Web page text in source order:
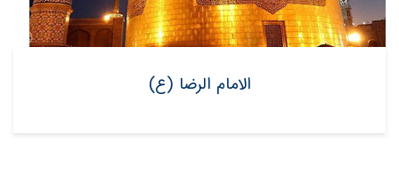
الامام الرضا (ع)